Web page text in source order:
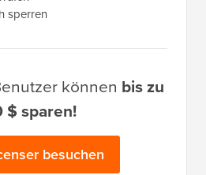
sperren
können bis zu
$ sparen!
besuchen